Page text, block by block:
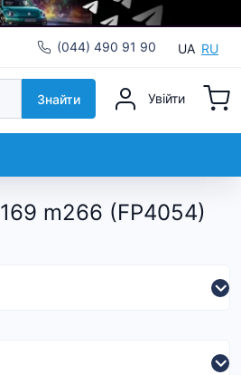
(044) 490 91 90 UA RU
Знайти Увійти
m266 (FP4054)